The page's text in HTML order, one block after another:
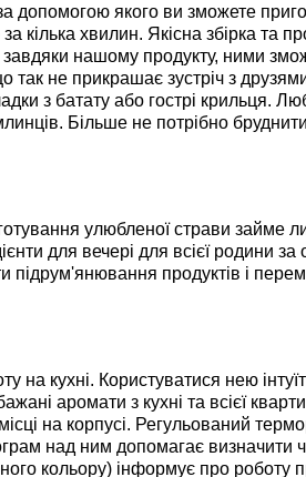
допомогою якого ви зможете
кілька хвилин. Якісна збірка та
завдяки нашому продукту, ними
так не прикрашає зустріч з
з батату або гострі крильця.
Більше не потрібно бруднити
улюбленої страви займе
для вечері для всієї родини
продуктів і
кухні. Користуватися нею
аромати з кухні та всієї
на корпусі. Регульований
над ним допомагає визначити
кольору) інформує про роботу